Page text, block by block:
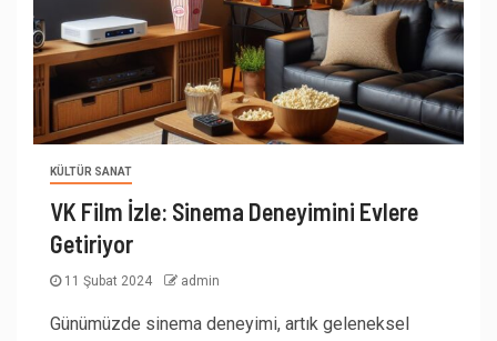
KÜLTÜR SANAT
VK Film İzle: Sinema Deneyimini Evlere
Getiriyor
11 Şubat 2024 admin
Günümüzde sinema deneyimi, artık geleneksel